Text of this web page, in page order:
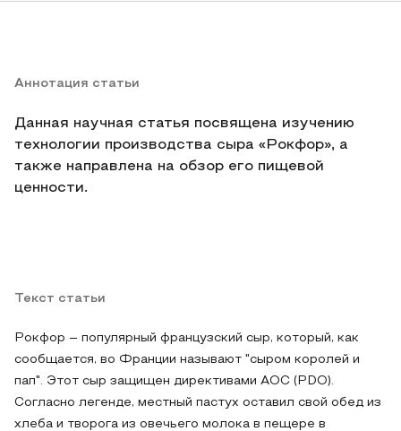
Аннотация статьи
Данная научная статья посвящена изучению
технологии производства сыра «Рокфор», а
также направлена на обзор его пищевой
ценности.
Текст статьи
Рокфор – популярный французский сыр, который, как
сообщается, во Франции называют "сыром королей и
пап". Этот сыр защищен директивами AOC (PDO).
Согласно легенде, местный пастух оставил свой обед из
хлеба и творога из овечьего молока в пещере в